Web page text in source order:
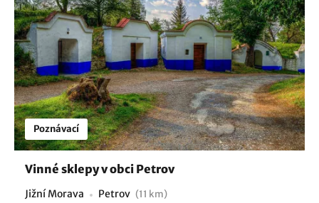
Poznávací
Vinné sklepy v obci Petrov
Jižní Morava Petrov (11 km)